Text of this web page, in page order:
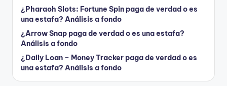
¿Pharaoh Slots: Fortune Spin paga de verdad o es
una estafa? Análisis a fondo
¿Arrow Snap paga de verdad o es una estafa?
Análisis a fondo
¿Daily Loan – Money Tracker paga de verdad o es
una estafa? Análisis a fondo